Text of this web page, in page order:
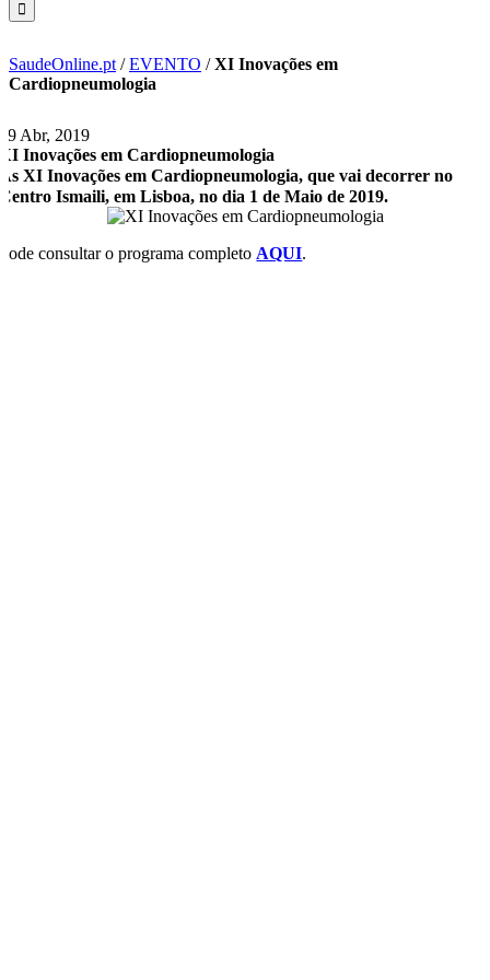
SaudeOnline.pt /EVENTO /XI Inovações em
Cardiopneumologia
29 Abr, 2019
XI Inovações em Cardiopneumologia
As XI Inovações em Cardiopneumologia, que vai decorrer no
Centro Ismaili, em Lisboa, no dia 1 de Maio de 2019.
Pode consultar o programa completo AQUI.